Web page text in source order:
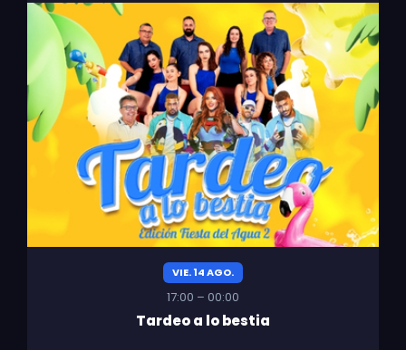
VIE. 14 AGO.
17:00 – 00:00
Tardeo a lo bestia